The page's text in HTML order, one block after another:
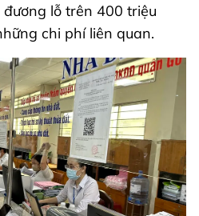
lỗ trên 400 triệu
chi phí liên quan.